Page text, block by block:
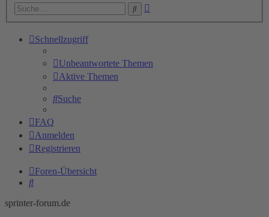
Suche
Schnellzugriff
Unbeantwortete Themen
Aktive Themen
Suche
FAQ
Anmelden
Registrieren
Foren-Übersicht
Suche
sprinter-forum.de